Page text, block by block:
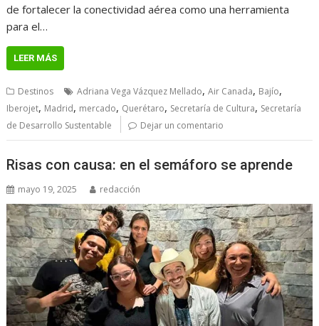
de fortalecer la conectividad aérea como una herramienta
para el…
LEER MÁS
Destinos Adriana Vega Vázquez Mellado,Air Canada, Bajío,
Iberojet, Madrid, mercado, Querétaro, Secretaría de Cultura, Secretaría
de Desarrollo Sustentable
Dejar un comentario
Risas con causa: en el semáforo se aprende
mayo 19, 2025 redacción